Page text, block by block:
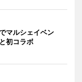
マルシェイベン
初コラボ